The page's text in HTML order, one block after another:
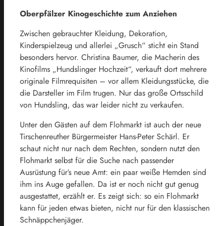
Oberpfälzer Kinogeschichte zum Anziehen
Zwischen gebrauchter Kleidung, Dekoration,
Kinderspielzeug und allerlei „Grusch“ sticht ein Stand
besonders hervor. Christina Baumer, die Macherin des
Kinofilms „Hundslinger Hochzeit“, verkauft dort mehrere
originale Filmrequisiten – vor allem Kleidungsstücke, die
die Darsteller im Film trugen. Nur das große Ortsschild
von Hundsling, das war leider nicht zu verkaufen.
Unter den Gästen auf dem Flohmarkt ist auch der neue
Tirschenreuther Bürgermeister Hans-Peter Schärl. Er
schaut nicht nur nach dem Rechten, sondern nutzt den
Flohmarkt selbst für die Suche nach passender
Ausrüstung für’s neue Amt: ein paar weiße Hemden sind
ihm ins Auge gefallen. Da ist er noch nicht gut genug
ausgestattet, erzählt er. Es zeigt sich: so ein Flohmarkt
kann für jeden etwas bieten, nicht nur für den klassischen
Schnäppchenjäger.